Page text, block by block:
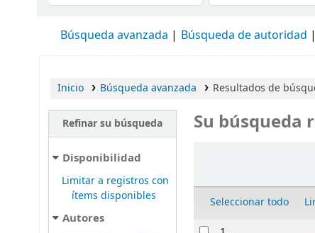
Búsqueda avanzada Búsqueda de autoridad
Inicio Búsqueda avanzada Resultados de
Refinar su búsqueda
Disponibilidad
Limitar a registros con
ítems disponibles
Autores
Su búsqueda
Seleccionar todo
Resultados